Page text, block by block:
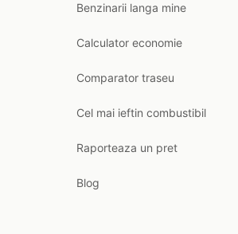
Benzinarii langa mine
Calculator economie
Comparator traseu
Cel mai ieftin combustibil
Raporteaza un pret
Blog